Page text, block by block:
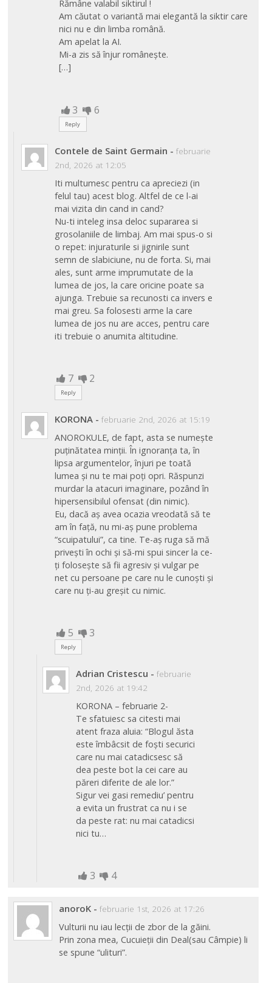
Rămâne valabil siktirul !
Am căutat o variantă mai elegantă la siktir care
nici nu e din limba română.
Am apelat la AI.
Mi-a zis să înjur românește.
[…]
3 6
Reply
Contele de Saint Germain - februarie
2nd, 2026 at 12:05
Iti multumesc pentru ca apreciezi (in
felul tau) acest blog. Altfel de ce l-ai
mai vizita din cand in cand?
Nu-ti inteleg insa deloc supararea si
grosolaniile de limbaj. Am mai spus-o si
o repet: injuraturile si jignirile sunt
semn de slabiciune, nu de forta. Si, mai
ales, sunt arme imprumutate de la
lumea de jos, la care oricine poate sa
ajunga. Trebuie sa recunosti ca invers e
mai greu. Sa folosesti arme la care
lumea de jos nu are acces, pentru care
iti trebuie o anumita altitudine.
7 2
Reply
KORONA - februarie 2nd, 2026 at 15:19
ANOROKULE, de fapt, asta se numeşte
puținătatea minţii. În ignoranța ta, în
lipsa argumentelor, înjuri pe toată
lumea şi nu te mai poți opri. Răspunzi
murdar la atacuri imaginare, pozând în
hipersensibilul ofensat (din nimic).
Eu, dacă aş avea ocazia vreodată să te
am în față, nu mi-aş pune problema
“scuipatului”, ca tine. Te-aş ruga să mă
priveşti în ochi şi să-mi spui sincer la ce-
ți foloseşte să fii agresiv şi vulgar pe
net cu persoane pe care nu le cunoşti şi
care nu ți-au greşit cu nimic.
5 3
Reply
Adrian Cristescu - februarie
2nd, 2026 at 19:42
KORONA – februarie 2-
Te sfatuiesc sa citesti mai
atent fraza aluia: “Blogul ăsta
este îmbâcsit de foști securici
care nu mai catadicsesc să
dea peste bot la cei care au
păreri diferite de ale lor.”
Sigur vei gasi remediu’ pentru
a evita un frustrat ca nu i se
da peste rat: nu mai catadicsi
nici tu…
3 4
anoroK - februarie 1st, 2026 at 17:26
Vulturii nu iau lecții de zbor de la găini.
Prin zona mea, Cucuieții din Deal(sau Câmpie) li
se spune “ulituri”.